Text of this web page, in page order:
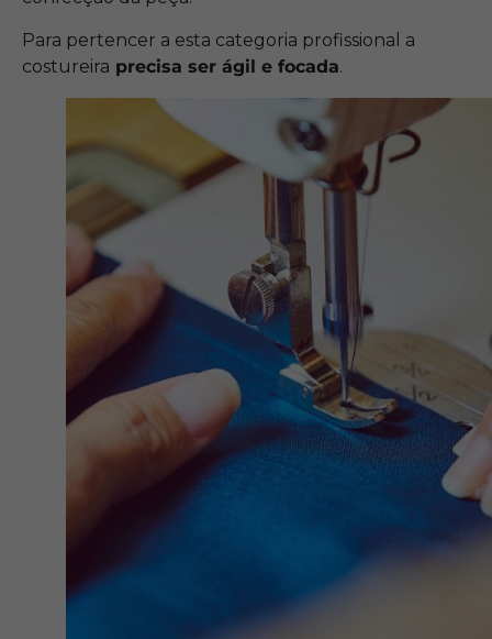
Para pertencer a esta categoria profissional a
costureira precisa ser ágil e focada.